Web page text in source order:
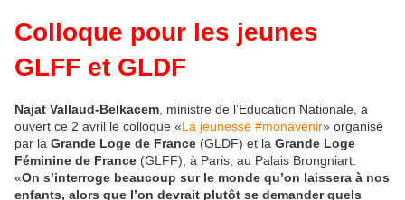
Colloque pour les jeunes
GLFF et GLDF
Najat Vallaud-Belkacem, ministre de l’Education Nationale, a
ouvert ce 2 avril le colloque «La jeunesse #monavenir» organisé
par la Grande Loge de France (GLDF) et la Grande Loge
Féminine de France (GLFF), à Paris, au Palais Brongniart.
«On s’interroge beaucoup sur le monde qu’on laissera à nos
enfants, alors que l’on devrait plutôt se demander quels